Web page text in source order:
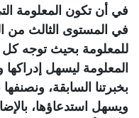
في أن تكون المعلومة
في المستوى الثالث من
للمعلومة بحيث توجه كل
المعلومة ليسهل
بخبرتنا السابقة،
ويسهل استدعاؤها،